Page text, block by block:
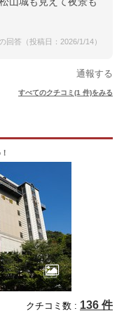
回答（投稿日：2026/1/14）
通報する
すべてのクチコミ(1 件)をみる
クチコミ数 : 136 件